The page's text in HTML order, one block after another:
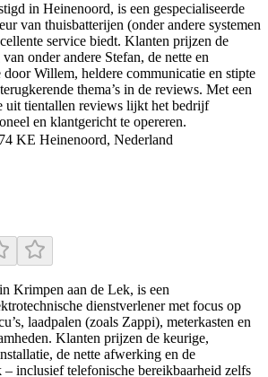
in Heinenoord, is een gespecialiseerde
van thuisbatterijen (onder andere systemen
service biedt. Klanten prijzen de
onder andere Stefan, de nette en
Willem, heldere communicatie en stipte
thema’s in de reviews. Met een
uit tientallen reviews lijkt het bedrijf
en klantgericht te opereren.
KE Heinenoord, Nederland
Krimpen aan de Lek, is een
dienstverlener met focus op
laadpalen (zoals Zappi), meterkasten en
Klanten prijzen de keurige,
de nette afwerking en de
– inclusief telefonische bereikbaarheid zelfs